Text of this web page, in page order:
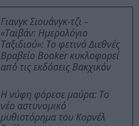
Γιανγκ Σιουάνγκ-τζι –
«Ταϊβάν: Ημερολόγιο
Ταξιδιού»: Το φετινό Διεθνές
Βραβείο Booker κυκλοφορεί
από τις εκδόσεις Βακχικόν
Η νύφη φόρεσε μαύρα: Το
νέο αστυνομικό
μυθιστόρημα του Κορνέλ